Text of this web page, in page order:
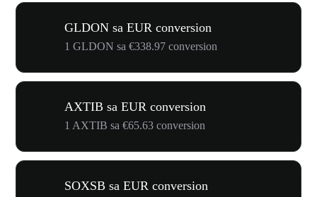
GLDON sa EUR conversion
1 GLDON sa €338.97 conversion
AXTIB sa EUR conversion
1 AXTIB sa €65.63 conversion
SOXSB sa EUR conversion